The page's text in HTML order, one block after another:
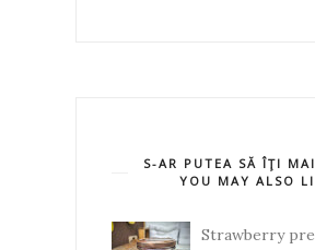
S-AR PUTEA SĂ ÎŢI
YOU MAY ALSO
Strawberry